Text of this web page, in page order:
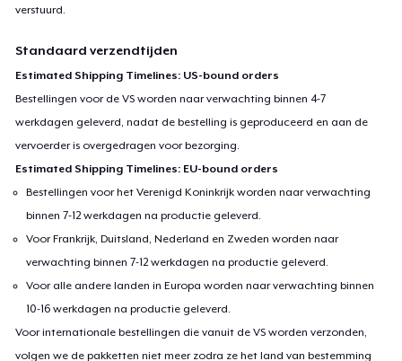
verstuurd.
Standaard verzendtijden
Estimated Shipping Timelines: US-bound orders
Bestellingen voor de VS worden naar verwachting binnen 4-7
werkdagen geleverd, nadat de bestelling is geproduceerd en aan de
vervoerder is overgedragen voor bezorging.
Estimated Shipping Timelines: EU-bound orders
Bestellingen voor het Verenigd Koninkrijk worden naar verwachting
binnen 7-12 werkdagen na productie geleverd.
Voor Frankrijk, Duitsland, Nederland en Zweden worden naar
verwachting binnen 7-12 werkdagen na productie geleverd.
Voor alle andere landen in Europa worden naar verwachting binnen
10-16 werkdagen na productie geleverd.
Voor internationale bestellingen die vanuit de VS worden verzonden,
volgen we de pakketten niet meer zodra ze het land van bestemming